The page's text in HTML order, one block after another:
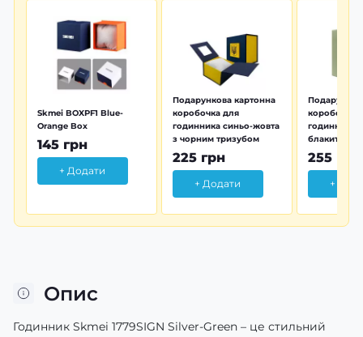
Skmei BOXPF1 Blue-
Orange Box
145 грн
+ Додати
Подарункова картонна
коробочка для
годинника синьо-жовта
з чорним тризубом
225 грн
+ Додати
коробочка
годинника
блакитна
255 грн
+
Опис
Годинник Skmei 1779SIGN Silver-Green – це стильний